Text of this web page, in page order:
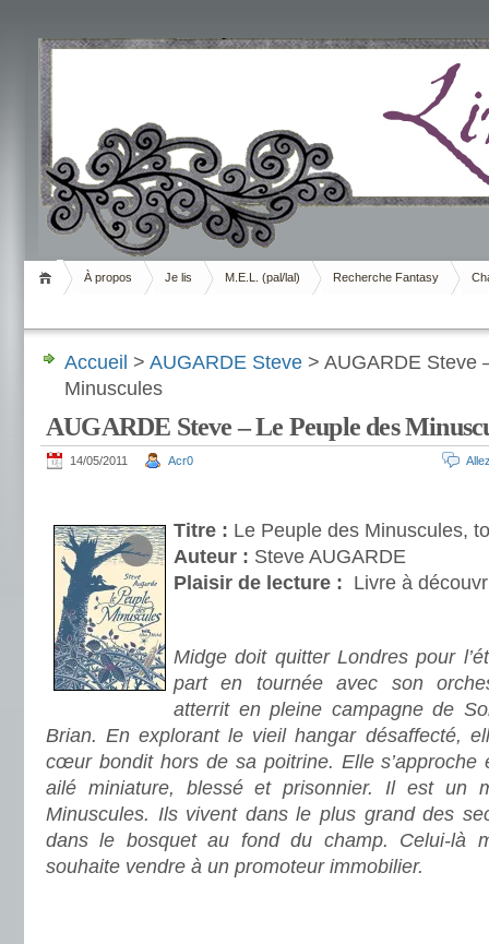
Livrement
À propos Je lis M.E.L. (pal/lal) Recherche Fantasy
Accueil > AUGARDE Steve > AUGARDE Steve
Minuscules
AUGARDE Steve – Le Peuple des
14/05/2011 Acr0
Titre : Le Peuple des Minuscules,
Auteur : Steve AUGARDE
Plaisir de lecture : Livre à
Midge doit quitter Londres pour
part en tournée avec son
atterrit en pleine campagne de
Brian. En explorant le vieil hangar désaffecté,
cœur bondit hors de sa poitrine. Elle s’approche
ailé miniature, blessé et prisonnier. Il est un
Minuscules. Ils vivent dans le plus grand des
dans le bosquet au fond du champ. Celui-là
souhaite vendre à un promoteur immobilier.